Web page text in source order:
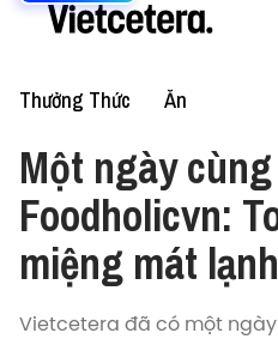
Thưởng Thức Ăn
Một ngày
Foodholicvn:
miệng mát
Vietcetera đã có một